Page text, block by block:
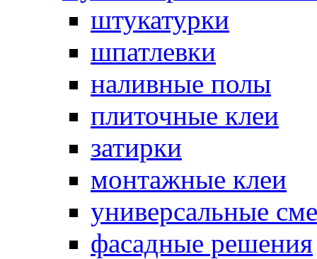
штукатурки
шпатлевки
наливные полы
плиточные клеи
затирки
монтажные клеи
универсальные
фасадные решения